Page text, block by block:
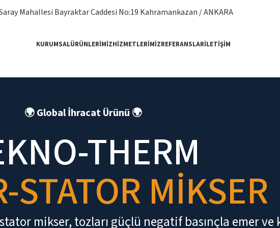
Mahallesi Bayraktar Caddesi No:19 Kahramankazan / ANKARA
KURUMSALÜRÜNLERIMIZHIZMETLERIMIZREFERANSLARİLETIŞIM
🌍 Global İhracat Ürünü 🌍
THERM
STATOR MİKSER
mikser, tozları güçlü negatif basınçla emer ve